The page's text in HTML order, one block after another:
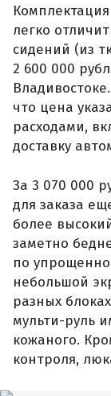
легко
сидений (из
2 600 000
что цена
расходами,
доставку
За 3 070 000
для заказа
более
заметно
по
небольшой
разных
мульти-руль
кожаного.
контроля,